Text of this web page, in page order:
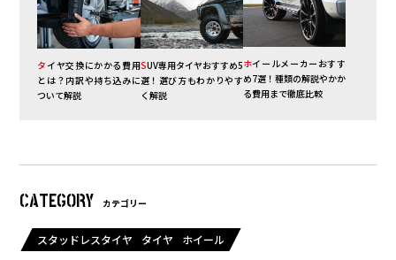
タイヤ交換にかかる費用
とは？内訳や持ち込みに
ついて解説
SUV専用タイヤおすすめ5
選！選び方もわかりやす
く解説
ホイールメーカーおすす
め7選！種類の解説やかか
る費用まで徹底比較
CATEGORY カテゴリー
スタッドレスタイヤ タイヤ ホイール